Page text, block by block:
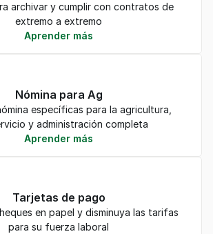
archivar y cumplir con contratos de
extremo a extremo
Aprender más
Nómina para Ag
específicas para la agricultura,
y administración completa
Aprender más
Tarjetas de pago
en papel y disminuya las tarifas
para su fuerza laboral